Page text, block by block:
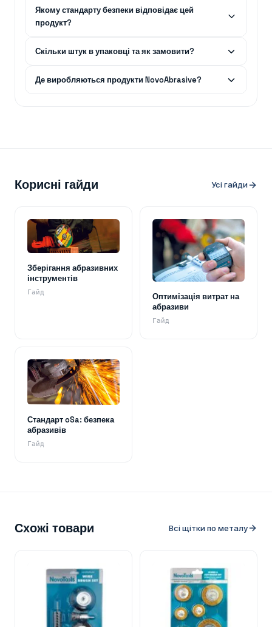
Якому стандарту безпеки відповідає цей
продукт?
Скільки штук в упаковці та як замовити?
Де виробляються продукти NovoAbrasive?
Корисні гайди Усі гайди
Зберігання абразивних
інструментів
Гайд
Оптимізація витрат на
абразиви
Гайд
Стандарт oSa: безпека
абразивів
Гайд
Схожі товари Всі щітки по металу